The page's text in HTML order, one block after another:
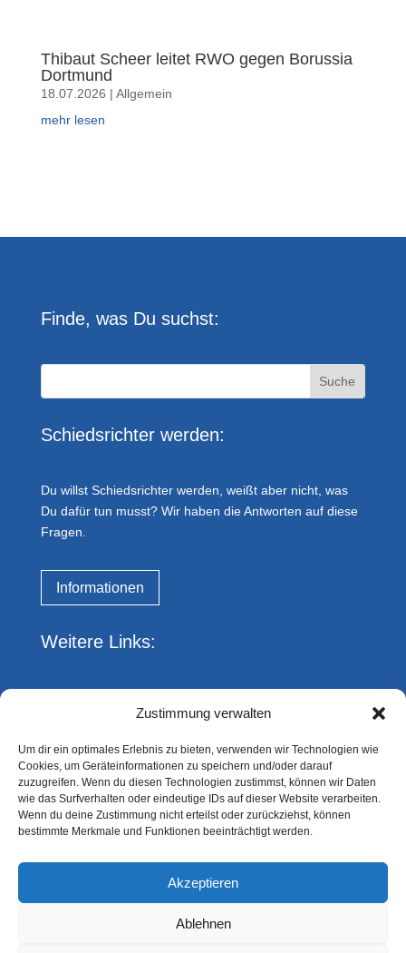
Zustimmung verwalten
Um dir ein optimales Erlebnis zu bieten, verwenden wir Technologien wie
Cookies, um Geräteinformationen zu speichern und/oder darauf
zuzugreifen. Wenn du diesen Technologien zustimmst, können wir Daten
wie das Surfverhalten oder eindeutige IDs auf dieser Website verarbeiten.
Wenn du deine Zustimmung nicht erteilst oder zurückziehst, können
bestimmte Merkmale und Funktionen beeinträchtigt werden.
Akzeptieren
Ablehnen
Thibaut Scheer leitet RWO gegen Borussia
Dortmund
18.07.2026 | Allgemein
mehr lesen
Finde, was Du suchst:
Schiedsrichter werden:
Du willst Schiedsrichter werden, weißt aber nicht, was
Du dafür tun musst? Wir haben die Antworten auf diese
Fragen.
Informationen
Weitere Links:
DFBnet
fussball.de
Du hast eine Frage?
Gerne kannst Du uns jederzeit ansprechen!